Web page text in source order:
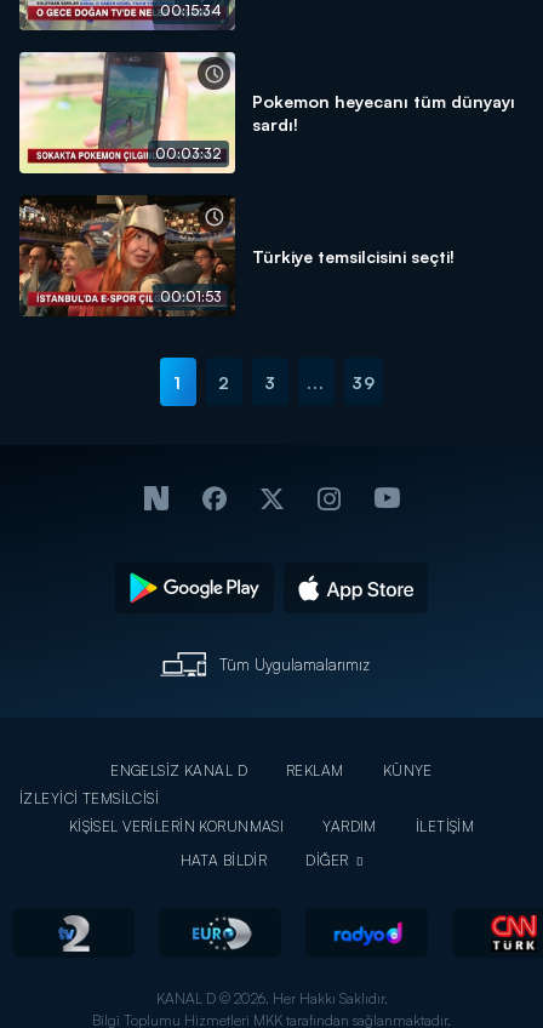
00:15:34
00:03:32
Pokemon heyecanı tüm dünyayı
sardı!
00:01:53
Türkiye temsilcisini seçti!
1 2 3 ... 39
Tüm Uygulamalarımız
ENGELSİZ KANAL D REKLAM
KÜNYE
İZLEYİCİ TEMSİLCİSİ
KİŞİSEL VERİLERİN KORUNMASI
YARDIM
İLETİŞİM
HATA BİLDİR
DİĞER
KANAL D © 2026. Her Hakkı Saklıdır.
Bilgi Toplumu Hizmetleri MKK tarafından sağlanmaktadır.